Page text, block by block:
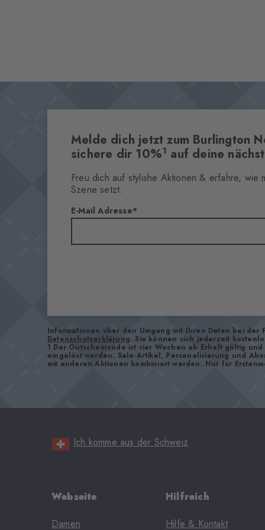
Melde dich jetzt zum Burlington
sichere dir 10%1 auf deine
Freu dich auf stylishe Aktionen & erfahre, wie
Szene setzt.
E-Mail Adresse
Informationen über den Umgang mit Ihren Daten bei der
Datenschutzerklärung. Sie können sich jederzeit
1 Der Gutscheincode ist vier Wochen ab Erhalt gültig
eingelöst werden. Sale-Artikel, Personalisierung und
mit anderen Aktionen kombiniert werden. Nur für
Ich komme aus der Schweiz
Webseite
Damen
Hilfreich
Hilfe & Kontakt